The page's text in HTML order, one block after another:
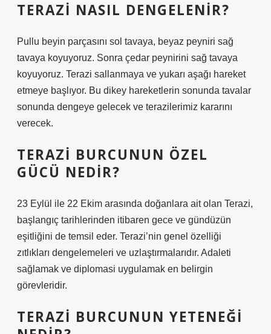
TERAZI NASIL DENGELENIR?
Pullu beyin parçasını sol tavaya, beyaz peyniri sağ
tavaya koyuyoruz. Sonra çedar peynirini sağ tavaya
koyuyoruz. Terazi sallanmaya ve yukarı aşağı hareket
etmeye başlıyor. Bu dikey hareketlerin sonunda tavalar
sonunda dengeye gelecek ve terazilerimiz kararını
verecek.
TERAZI BURCUNUN ÖZEL
GÜCÜ NEDIR?
23 Eylül ile 22 Ekim arasında doğanlara ait olan Terazi,
başlangıç ​​tarihlerinden itibaren gece ve gündüzün
eşitliğini de temsil eder. Terazi’nin genel özelliği
zıtlıkları dengelemeleri ve uzlaştırmalarıdır. Adaleti
sağlamak ve diplomasi uygulamak en belirgin
görevleridir.
TERAZI BURCUNUN YETENEĞI